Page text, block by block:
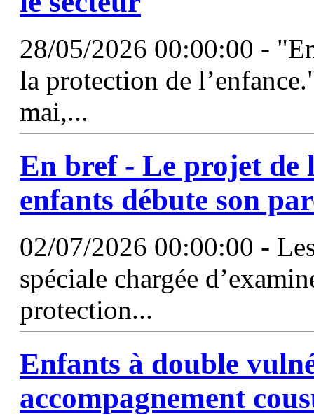
28/05/2026 00:00:00 -
la protection de
mai,...
En bref - Le projet de
enfants débute son
02/07/2026 00:00:00 -
spéciale chargée
protection...
Enfants à double
accompagnement